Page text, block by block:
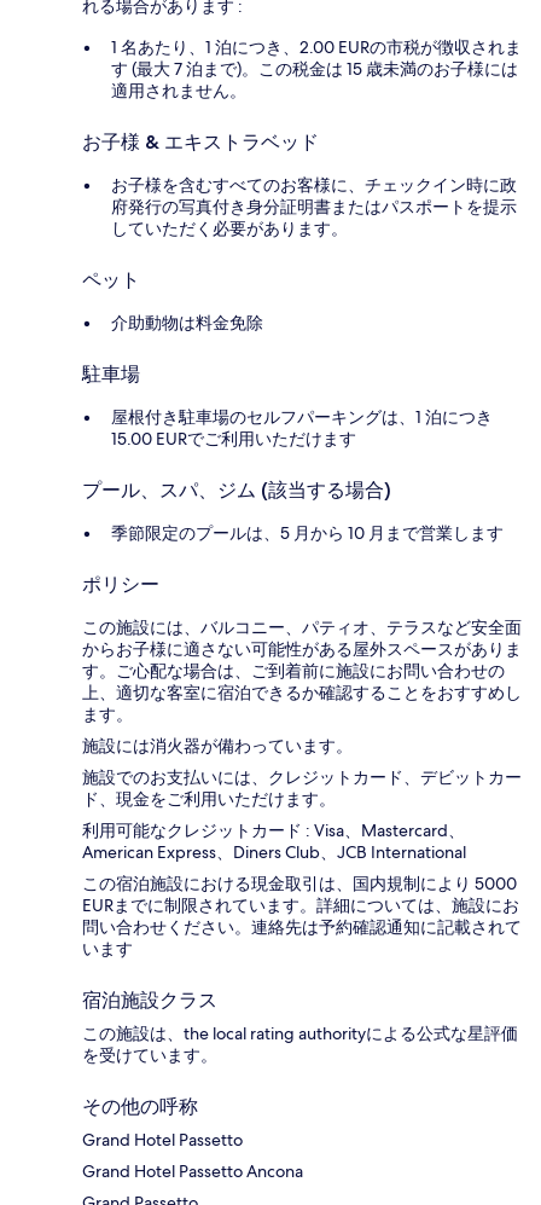
れる場合があります :
1 名あたり、1 泊につき、2.00 EURの市税が徴収されま
す (最大 7 泊まで)。この税金は 15 歳未満のお子様には
適用されません。
お子様 & エキストラベッド
お子様を含むすべてのお客様に、チェックイン時に政
府発行の写真付き身分証明書またはパスポートを提示
していただく必要があります。
ペット
介助動物は料金免除
駐車場
屋根付き駐車場のセルフパーキングは、1 泊につき
15.00 EURでご利用いただけます
プール、スパ、ジム (該当する場合)
季節限定のプールは、5 月から 10 月まで営業します
ポリシー
この施設には、バルコニー、パティオ、テラスなど安全面
からお子様に適さない可能性がある屋外スペースがありま
す。ご心配な場合は、ご到着前に施設にお問い合わせの
上、適切な客室に宿泊できるか確認することをおすすめし
ます。
施設には消火器が備わっています。
施設でのお支払いには、クレジットカード、デビットカー
ド、現金をご利用いただけます。
利用可能なクレジットカード : Visa、Mastercard、
American Express、Diners Club、JCB International
この宿泊施設における現金取引は、国内規制により 5000
EURまでに制限されています。詳細については、施設にお
問い合わせください。連絡先は予約確認通知に記載されて
います
宿泊施設クラス
この施設は、the local rating authorityによる公式な星評価
を受けています。
その他の呼称
Grand Hotel Passetto
Grand Hotel Passetto Ancona